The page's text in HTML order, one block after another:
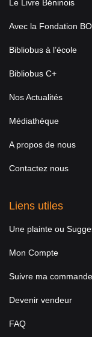
Le Livre Béninois
Avec la Fondation
Bibliobus à l’école
Bibliobus C+
Nos Actualités
Médiathèque
A propos de nous
Contactez nous
Liens utiles
Une plainte ou
Mon Compte
Suivre ma commande
Devenir vendeur
FAQ